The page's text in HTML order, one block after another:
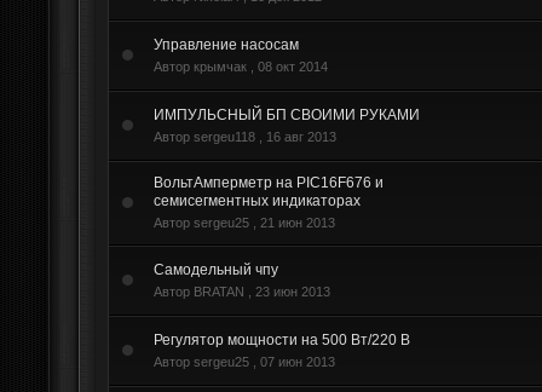
Управление насосам
Автор крымчак , 08 окт 2014
ИМПУЛЬСНЫЙ БП СВОИМИ РУКАМИ
Автор sergeu118 , 16 авг 2013
ВольтАмперметр на PIC16F676 и
семисегментных индикаторах
Автор sergeu25 , 21 июн 2013
Самодельный чпу
Автор BRATAN , 23 июн 2013
Регулятор мощности на 500 Вт/220 В
Автор sergeu25 , 07 июн 2013